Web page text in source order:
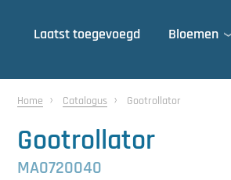
Laatst toegevoegd Bloemen
Koeling
Home Catalogus Gootrollator
Gootrollator
MA0720040